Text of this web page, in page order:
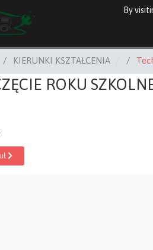
KIERUNKI KSZTAŁCENIA
ROKU
HARMONOGRAM ROKU SZKOLNEGO
By